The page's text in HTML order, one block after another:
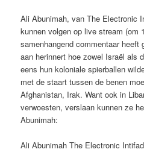
Ali Abunimah, van The Electronic
kunnen volgen op live stream (om
samenhangend commentaar heeft
aan herinnert hoe zowel Israël als
eens hun koloniale spierballen
met de staart tussen de benen
Afghanistan, Irak. Want ook in
verwoesten, verslaan kunnen ze
Abunimah:
Ali Abunimah The Electronic